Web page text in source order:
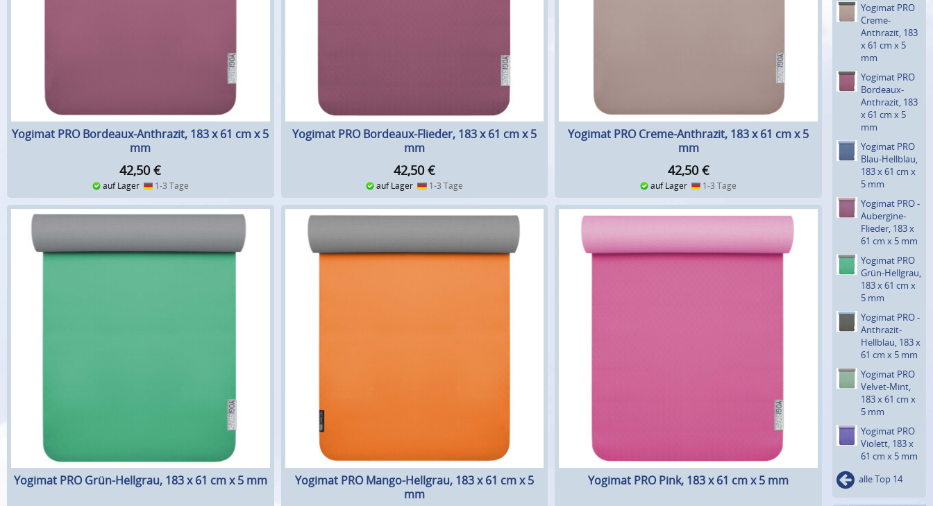
Yogimat PRO Bordeaux-Anthrazit, 183 x 61 cm x 5
mm
42,50 €
auf Lager 1-3 Tage
Yogimat PRO Bordeaux-Flieder, 183 x 61 cm x 5
mm
42,50 €
auf Lager 1-3 Tage
Yogimat PRO Creme-Anthrazit, 183 x 61 cm x 5
mm
42,50 €
auf Lager 1-3 Tage
Yogimat PRO Grün-Hellgrau, 183 x 61 cm x 5 mm
Yogimat PRO Mango-Hellgrau, 183 x 61 cm x 5
mm
Yogimat PRO Pink, 183 x 61 cm x 5 mm
Yogimat PRO
Creme-
Anthrazit, 183
x 61 cm x 5
mm
Yogimat PRO
Bordeaux-
Anthrazit, 183
x 61 cm x 5
mm
Yogimat PRO
Blau-Hellblau,
183 x 61 cm x
5 mm
Yogimat PRO ­
Aubergine-
Flieder, 183 x
61 cm x 5 mm
Yogimat PRO
Grün-Hellgrau,
183 x 61 cm x
5 mm
Yogimat PRO ­
Anthrazit-
Hellblau, 183 x
61 cm x 5 mm
Yogimat PRO
Velvet-Mint,
183 x 61 cm x
5 mm
Yogimat PRO
Violett, 183 x
61 cm x 5 mm
alle Top 14